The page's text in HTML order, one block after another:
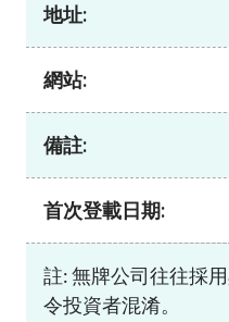
地址:
網站:
備註:
首次登載日期:
註: 無牌公司往往採
令投資者混淆。